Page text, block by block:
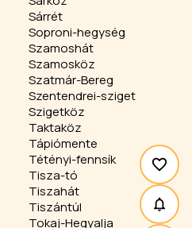
Sárrét
Soproni-hegység
Szamoshát
Szamosköz
Szatmár-Bereg
Szentendrei-sziget
Szigetköz
Taktaköz
Tápiómente
Tétényi-fennsík
Tisza-tó
Tiszahát
Tiszántúl
Tokaj-Hegyalja